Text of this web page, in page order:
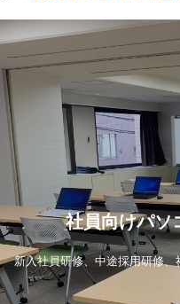
社員向けパ
新入社員研修、中途採用研修